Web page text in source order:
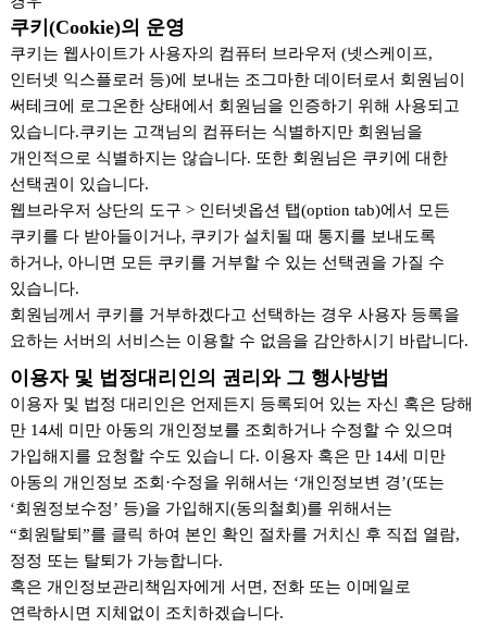
쿠키(Cookie)의 운영
쿠키는 웹사이트가 사용자의 컴퓨터 브라우저 (넷스케이프,
인터넷 익스플로러 등)에 보내는 조그마한 데이터로서 회원님이
써테크에 로그온한 상태에서 회원님을 인증하기 위해 사용되고
있습니다.쿠키는 고객님의 컴퓨터는 식별하지만 회원님을
개인적으로 식별하지는 않습니다. 또한 회원님은 쿠키에 대한
선택권이 있습니다.
웹브라우저 상단의 도구 > 인터넷옵션 탭(option tab)에서 모든
쿠키를 다 받아들이거나, 쿠키가 설치될 때 통지를 보내도록
하거나, 아니면 모든 쿠키를 거부할 수 있는 선택권을 가질 수
있습니다.
회원님께서 쿠키를 거부하겠다고 선택하는 경우 사용자 등록을
요하는 서버의 서비스는 이용할 수 없음을 감안하시기 바랍니다.
이용자 및 법정대리인의 권리와 그 행사방법
이용자 및 법정 대리인은 언제든지 등록되어 있는 자신 혹은 당해
만 14세 미만 아동의 개인정보를 조회하거나 수정할 수 있으며
가입해지를 요청할 수도 있습니 다. 이용자 혹은 만 14세 미만
아동의 개인정보 조회·수정을 위해서는 ‘개인정보변 경’(또는
‘회원정보수정’ 등)을 가입해지(동의철회)를 위해서는
“회원탈퇴”를 클릭 하여 본인 확인 절차를 거치신 후 직접 열람,
정정 또는 탈퇴가 가능합니다.
혹은 개인정보관리책임자에게 서면, 전화 또는 이메일로
연락하시면 지체없이 조치하겠습니다.